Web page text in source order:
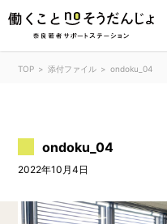
TOP 添付ファイル ondoku_04
ondoku_04
2022年10月4日